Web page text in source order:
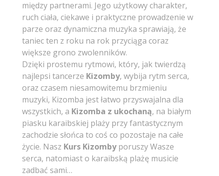
między partnerami. Jego użytkowy charakter,
ruch ciała, ciekawe i praktyczne prowadzenie w
parze oraz dynamiczna muzyka sprawiają, że
taniec ten z roku na rok przyciąga coraz
większe grono zwolenników.
Dzięki prostemu rytmowi, który, jak twierdzą
najlepsi tancerze Kizomby, wybija rytm serca,
oraz czasem niesamowitemu brzmieniu
muzyki, Kizomba jest łatwo przyswajalna dla
wszystkich, a Kizomba z ukochaną, na białym
piasku karaibskiej plaży przy fantastycznym
zachodzie słońca to coś co pozostaje na całe
życie. Nasz Kurs Kizombyporuszy Wasze
serca, natomiast o karaibską plażę musicie
zadbać sami…